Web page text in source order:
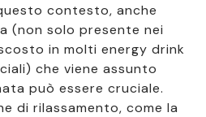
contesto, anche
(non solo presente nei
in molti energy drink
che viene assunto
può essere cruciale.
di rilassamento, come la